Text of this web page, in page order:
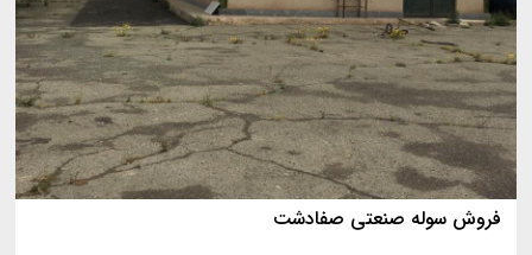
فروش سوله صنعتی صفادشت